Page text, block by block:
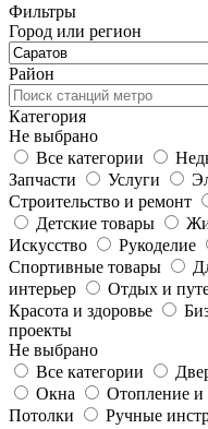
Фильтры
Город или регион
Район
Категория
Не выбрано
Все категории
Запчасти
Услуги
Строительство и ремонт
Детские товары
Искусство
Рукоделие
Спортивные товары
интерьер
Отдых и
Красота и здоровье
проекты
Не выбрано
Все категории
Окна
Отопление и
Потолки
Ручные